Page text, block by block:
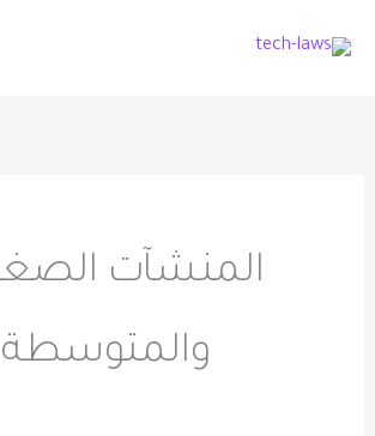
المنشآت
والمتوسطة